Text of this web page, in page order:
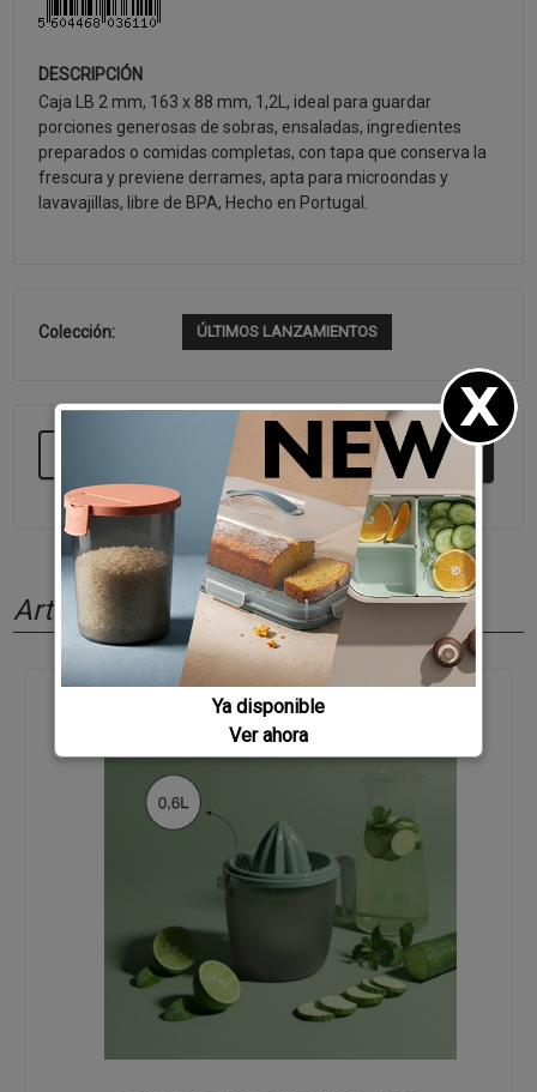
DESCRIPCIÓN
Caja LB 2 mm, 163 x 88 mm, 1,2L, ideal para guardar
porciones generosas de sobras, ensaladas, ingredientes
preparados o comidas completas, con tapa que conserva la
frescura y previene derrames, apta para microondas y
lavavajillas, libre de BPA, Hecho en Portugal.
Colección: ÚLTIMOS LANZAMIENTOS
SEGUIR COMPRANDO
Artículos relacionados
Ya disponible
Ver ahora